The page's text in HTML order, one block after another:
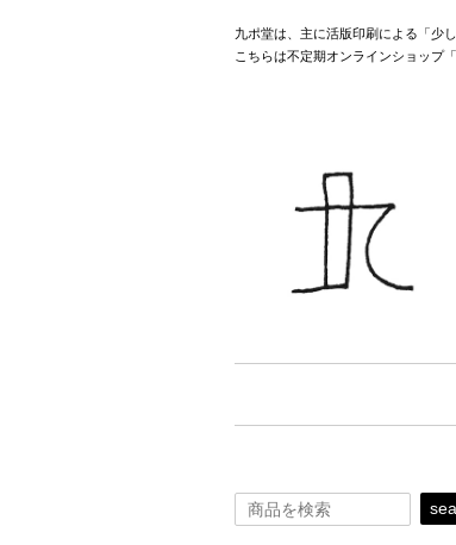
九ポ堂は、主に活版印刷による「少
こちらは不定期オンラインショップ